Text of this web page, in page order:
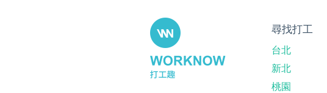
尋找打工
台北
新北
桃園